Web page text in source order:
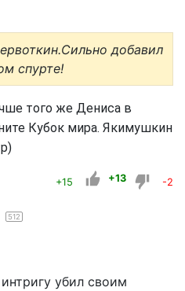
добавил
спурте!
того же Дениса в
Кубок мира. Якимушкин
+15 +13 -2
512
убил своим